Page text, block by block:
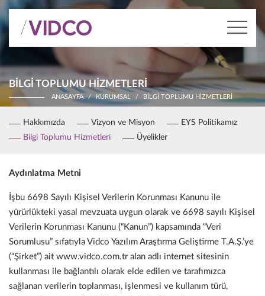
BILGI TOPLUMU HIZMETLERI
ANASAYFA KURUMSAL BILGI TOPLUMU HIZMETLERI
Hakkımızda Vizyon ve Misyon
EYS Politikamız
Bilgi Toplumu Hizmetleri
Üyelikler
Aydınlatma Metni
İşbu 6698 Sayılı Kişisel Verilerin Korunması Kanunu ile
yürürlükteki yasal mevzuata uygun olarak ve 6698 sayılı Kişisel
Verilerin Korunması Kanunu (“Kanun”) kapsamında “Veri
Sorumlusu” sıfatıyla Vidco Yazılım Araştırma Geliştirme T.A.Ş.’ye
(“Şirket”) ait www.vidco.com.tr alan adlı internet sitesinin
kullanması ile bağlantılı olarak elde edilen ve tarafımızca
sağlanan verilerin toplanması, işlenmesi ve kullanım türü,